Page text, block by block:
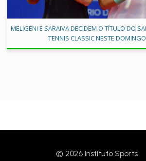
MELIGENI E SARAIVA DECIDEM O TÍTULO DO
TENNIS CLASSIC NESTE DOMINGO
© 2026 Instituto Sports